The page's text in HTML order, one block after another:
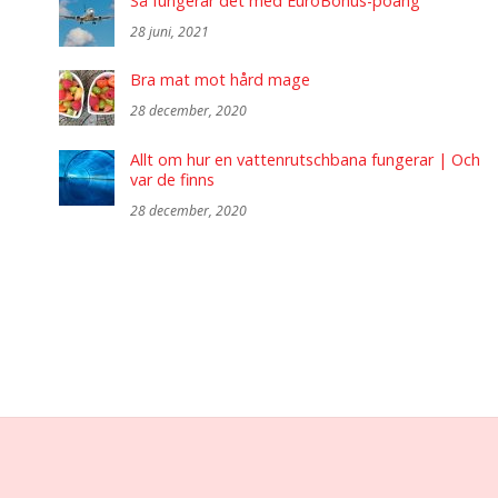
28 juni, 2021
Bra mat mot hård mage
28 december, 2020
Allt om hur en vattenrutschbana fungerar | Och
var de finns
28 december, 2020